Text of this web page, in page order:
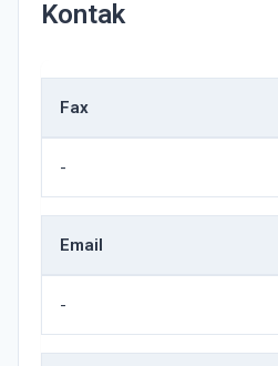
Kontak
Fax
-
Email
-